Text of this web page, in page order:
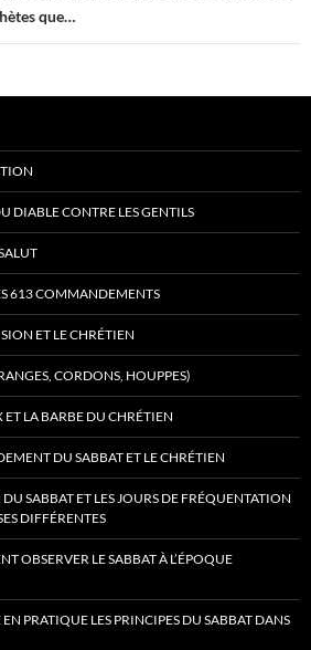
que…
DIABLE CONTRE LES GENTILS
613 COMMANDEMENTS
ET LE CHRÉTIEN
CORDONS, HOUPPES)
ET LA BARBE DU CHRÉTIEN
DU SABBAT ET LE CHRÉTIEN
SABBAT ET LES JOURS DE FRÉQUENTATION
DIFFÉRENTES
OBSERVER LE SABBAT À L’ÉPOQUE
PRATIQUE LES PRINCIPES DU SABBAT DANS